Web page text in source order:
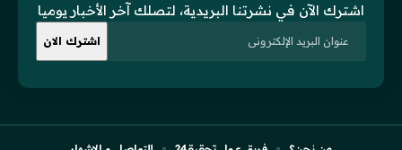
اشترك الآن في نشرتنا البريدية، لتصلك آخر الأخبار يوميا